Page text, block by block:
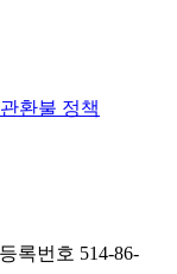
환불 정책
록번호 514-86-